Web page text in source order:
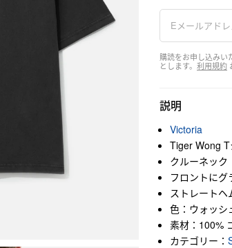
購読をお申し込みい
とします。 利用規約
説明
Victoria
Tiger Wong T
クルーネック
フロントにグ
ストレートヘ
色：ウォッシ
素材：100%
カテゴリー：